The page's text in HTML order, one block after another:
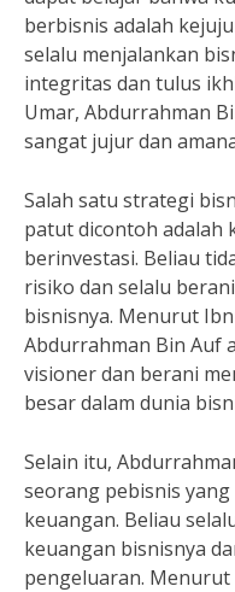
berbisnis adalah
selalu menjalankan
integritas dan tulus
Umar, Abdurrahman
sangat jujur dan
Salah satu strategi
patut dicontoh adalah
berinvestasi. Beliau
risiko dan selalu
bisnisnya. Menurut
Abdurrahman Bin Auf
visioner dan berani
besar dalam dunia
Selain itu,
seorang pebisnis
keuangan. Beliau
keuangan bisnisnya
pengeluaran. Menurut